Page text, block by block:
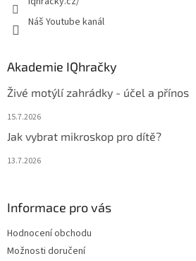
Náš Youtube kanál
Akademie IQhračky
Živé motýlí zahrádky - účel a přínos
15.7.2026
Jak vybrat mikroskop pro dítě?
13.7.2026
Informace pro vás
Hodnocení obchodu
Možnosti doručení